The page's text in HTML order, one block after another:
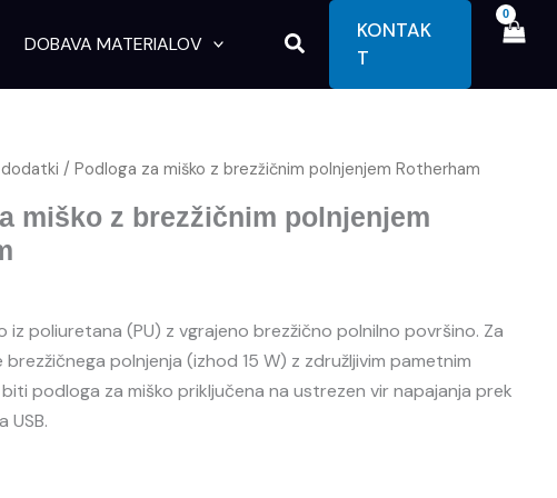
DOBAVA MATERIALOV Search
KONTAK
T
/ Podloga za miško z brezžičnim polnjenjem Rotherham
miško z brezžičnim polnjenjem
iz poliuretana (PU) z vgrajeno brezžično polnilno površino. Za
polnjenja (izhod 15 W) z združljivim pametnim
podloga za miško priključena na ustrezen vir napajanja prek
USB.